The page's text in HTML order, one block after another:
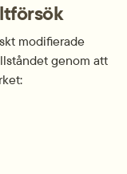
modifierade
genom att